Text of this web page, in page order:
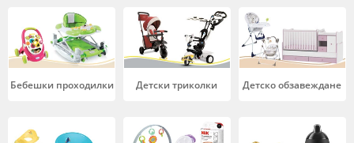
Бебешки проходилки Детски триколки Детско обзавеждане